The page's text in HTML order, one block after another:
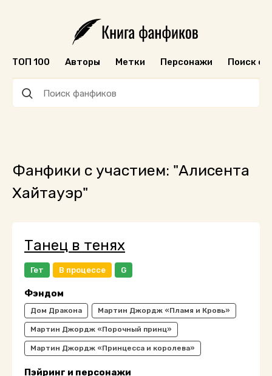
ТОП 100 Авторы Метки Персонажи Поиск
Фанфики с участием: "Алисента
Хайтауэр"
Танец в тенях
Гет В процессе G
Фэндом
Дом Дракона Мартин Джордж «Пламя и Кровь»
Мартин Джордж «Порочный принц»
Мартин Джордж «Принцесса и королева»
Пэйринг и персонажи